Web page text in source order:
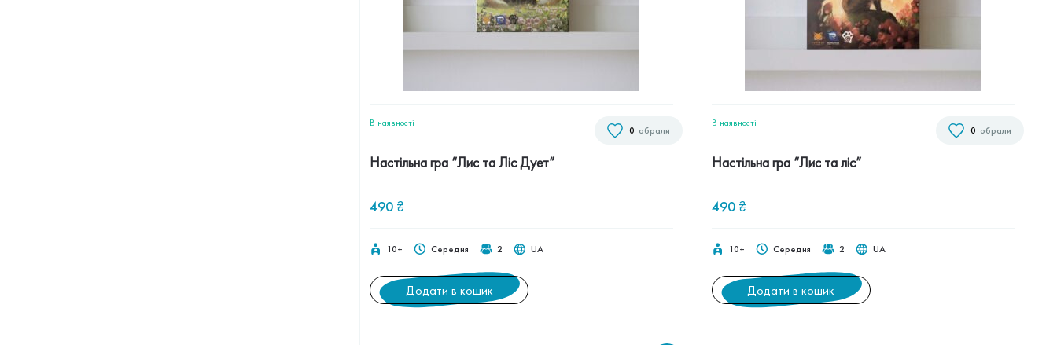
обрали
0
В наявностi
Настільна гра “Лис та Ліс Дует”
490 ₴
10+ Середня 2 UA
Додати в кошик
обрали
0
В наявностi
Настільна гра “Лис та ліс”
490 ₴
10+ Середня 2 UA
Додати в кошик